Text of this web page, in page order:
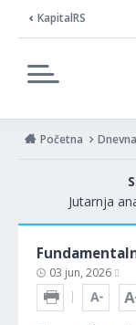
KapitalRS
Početna
Jutarnja
03 jun, 2026